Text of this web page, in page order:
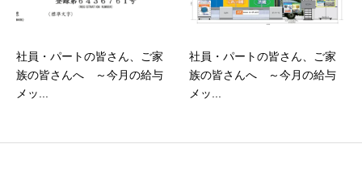
社員・パートの皆さん、ご家
族の皆さんへ ～今月の給与
メッ...
社員・パートの皆さん、ご家
族の皆さんへ ～今月の給与
メッ...